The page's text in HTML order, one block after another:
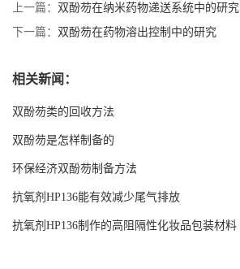
上一篇： 双酚芴在纳米药物递送系统中的研究
下一篇： 双酚芴在药物溶出控制中的研究
相关新闻：
双酚芴类的回收方法
双酚芴是怎样制备的
环保经济双酚芴制备方法
抗氧剂HP136能有效减少尾气排放
抗氧剂HP136制作的高阻隔性化妆品包装材料